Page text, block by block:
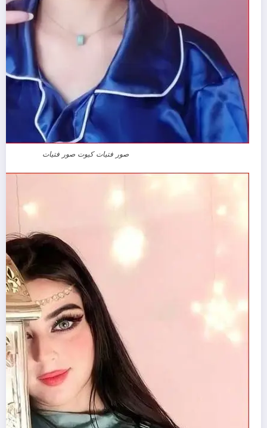
صور فتيات كيوت صور فتيات